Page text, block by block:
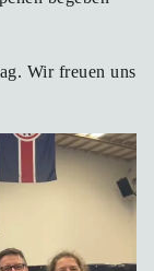
Wir freuen uns